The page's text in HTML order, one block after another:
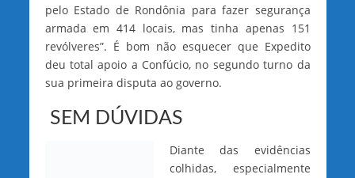
pelo Estado de Rondônia para fazer segurança
armada em 414 locais, mas tinha apenas 151
revólveres”. É bom não esquecer que Expedito
deu total apoio a Confúcio, no segundo turno da
sua primeira disputa ao governo.
SEM DÚVIDAS
Diante das evidências
colhidas, especialmente